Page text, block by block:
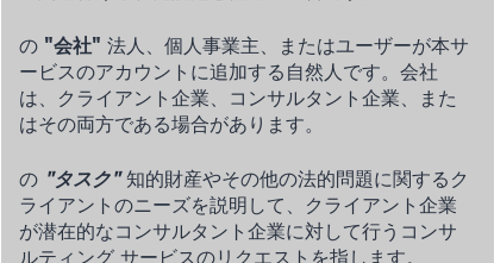
の "会社" 法人、個人事業主、またはユーザーが本サ
ービスのアカウントに追加する自然人です。会社
は、クライアント企業、コンサルタント企業、また
はその両方である場合があります。
の "タスク"知的財産やその他の法的問題に関するク
ライアントのニーズを説明して、クライアント企業
が潜在的なコンサルタント企業に対して行うコンサ
ルティング サービスのリクエストを指します。